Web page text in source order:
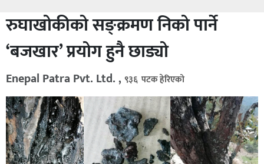
रुघाखोकीको सङ्क्रमण निको पार्ने
‘बजखार’ प्रयोग हुनै छाड्यो
Enepal Patra Pvt. Ltd. , ९३६ पटक हेरिएको